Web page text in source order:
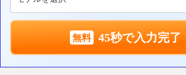
45秒で入力完了